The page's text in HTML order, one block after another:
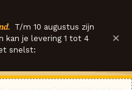
T/m 10 augustus zijn
kan je levering 1 tot 4
snelst:
×